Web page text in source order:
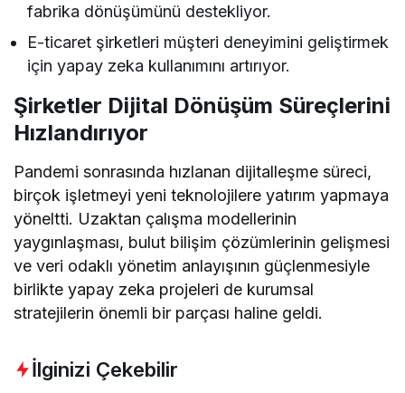
fabrika dönüşümünü destekliyor.
E-ticaret şirketleri müşteri deneyimini geliştirmek
için yapay zeka kullanımını artırıyor.
Şirketler Dijital Dönüşüm Süreçlerini
Hızlandırıyor
Pandemi sonrasında hızlanan dijitalleşme süreci,
birçok işletmeyi yeni teknolojilere yatırım yapmaya
yöneltti. Uzaktan çalışma modellerinin
yaygınlaşması, bulut bilişim çözümlerinin gelişmesi
ve veri odaklı yönetim anlayışının güçlenmesiyle
birlikte yapay zeka projeleri de kurumsal
stratejilerin önemli bir parçası haline geldi.
İlginizi Çekebilir